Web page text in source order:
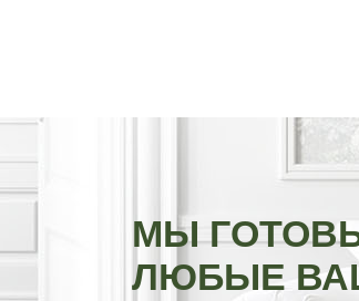
МЫ
ЛЮБЫЕ